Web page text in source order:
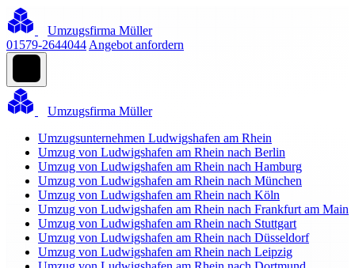
Umzugsfirma Müller
01579-2644044 Angebot anfordern
Umzugsfirma Müller
Umzugsunternehmen Ludwigshafen am Rhein
Umzug von Ludwigshafen am Rhein nach Berlin
Umzug von Ludwigshafen am Rhein nach Hamburg
Umzug von Ludwigshafen am Rhein nach München
Umzug von Ludwigshafen am Rhein nach Köln
Umzug von Ludwigshafen am Rhein nach Frankfurt am Main
Umzug von Ludwigshafen am Rhein nach Stuttgart
Umzug von Ludwigshafen am Rhein nach Düsseldorf
Umzug von Ludwigshafen am Rhein nach Leipzig